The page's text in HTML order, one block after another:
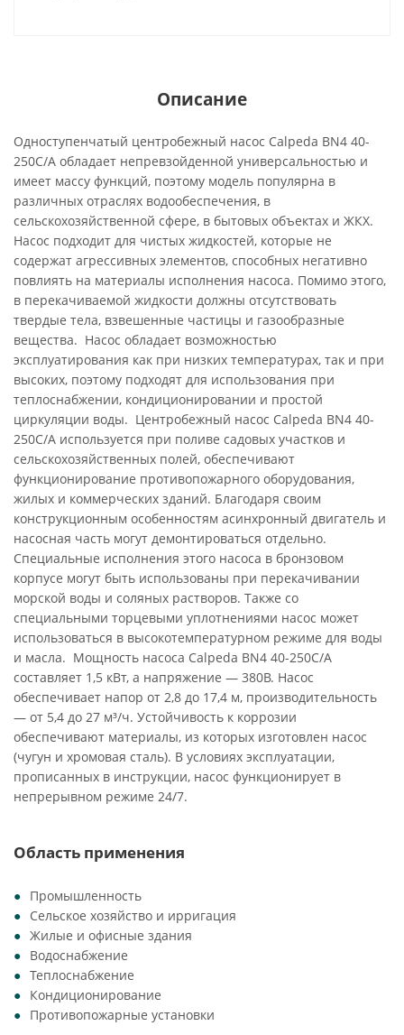
Описание
Одноступенчатый центробежный насос Calpeda BN4 40-
250C/A обладает непревзойденной универсальностью и
имеет массу функций, поэтому модель популярна в
различных отраслях водообеспечения, в
сельскохозяйственной сфере, в бытовых объектах и ЖКХ.
Насос подходит для чистых жидкостей, которые не
содержат агрессивных элементов, способных негативно
повлиять на материалы исполнения насоса. Помимо этого,
в перекачиваемой жидкости должны отсутствовать
твердые тела, взвешенные частицы и газообразные
вещества. Насос обладает возможностью
эксплуатирования как при низких температурах, так и при
высоких, поэтому подходят для использования при
теплоснабжении, кондиционировании и простой
циркуляции воды. Центробежный насос Calpeda BN4 40-
250C/A используется при поливе садовых участков и
сельскохозяйственных полей, обеспечивают
функционирование противопожарного оборудования,
жилых и коммерческих зданий. Благодаря своим
конструкционным особенностям асинхронный двигатель и
насосная часть могут демонтироваться отдельно.
Специальные исполнения этого насоса в бронзовом
корпусе могут быть использованы при перекачивании
морской воды и соляных растворов. Также со
специальными торцевыми уплотнениями насос может
использоваться в высокотемпературном режиме для воды
и масла. Мощность насоса Calpeda BN4 40-250C/A
составляет 1,5 кВт, а напряжение — 380В. Насос
обеспечивает напор от 2,8 до 17,4 м, производительность
— от 5,4 до 27 м³/ч. Устойчивость к коррозии
обеспечивают материалы, из которых изготовлен насос
(чугун и хромовая сталь). В условиях эксплуатации,
прописанных в инструкции, насос функционирует в
непрерывном режиме 24/7.
Область применения
Промышленность
Сельское хозяйство и ирригация
Жилые и офисные здания
Водоснабжение
Теплоснабжение
Кондиционирование
Противопожарные установки